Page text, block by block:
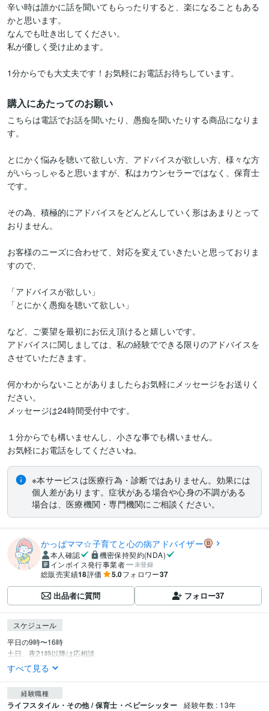
辛い時は誰かに話を聞いてもらったりすると、楽になることもある
かと思います。
なんでも吐き出してください。
私が優しく受け止めます。
購入にあたってのお願い
こちらは電話でお話を聞いたり、愚痴を聞いたりする商品になりま
す。
とにかく悩みを聴いて欲しい方、アドバイスが欲しい方、様々な方
がいらっしゃると思いますが、私はカウンセラーではなく、保育士
です。
その為、積極的にアドバイスをどんどんしていく形はあまりとって
おりません。
お客様のニーズに合わせて、対応を変えていきたいと思っておりま
すので、
「アドバイスが欲しい」
「とにかく愚痴を聴いて欲しい」
など、ご要望を最初にお伝え頂けると嬉しいです。
アドバイスに関しましては、私の経験でできる限りのアドバイスを
させていただきます。
何かわからないことがありましたらお気軽にメッセージをお送りく
ださい。
メッセージは24時間受付中です。
１分からでも構いませんし、小さな事でも構いません。
お気軽にお電話をしてくださいね。
※本サービスは医療行為・診断ではありません。効果には
個人差があります。症状がある場合や心身の不調がある
場合は、医療機関・専門機関にご相談ください。
かっぱママ☆子育てと心の病アドバイザー
本人確認
機密保持契約(NDA)
インボイス発行事業者
未登録
総販売実績18評価 5.0フォロワー37
出品者に質問 フォロー37
スケジュール
平日の9時〜16時
土日、夜21時以降は応相談
すべて見る
経験職種
ライフスタイル・その他 / 保育士・ベビーシッター 経験年数 : 13年